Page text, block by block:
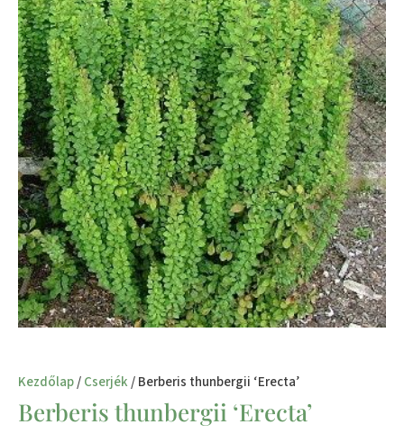
Kezdőlap/Cserjék/ Berberis thunbergii ‘Erecta’
Berberis thunbergii ‘Erecta’